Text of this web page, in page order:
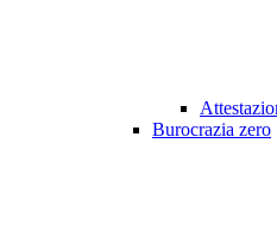
Burocrazia zero